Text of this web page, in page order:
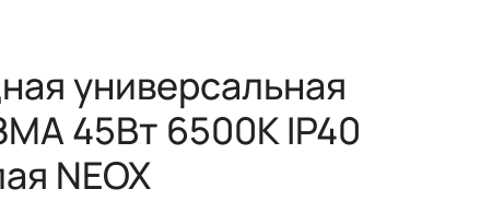
универсальная
45Вт 6500К IP40
NEOX